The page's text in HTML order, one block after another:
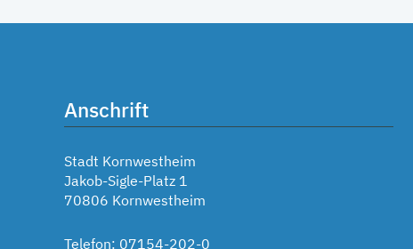
Anschrift
Stadt Kornwestheim
Jakob-Sigle-Platz 1
70806 Kornwestheim
Telefon: 07154-202-0